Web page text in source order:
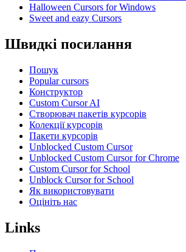
Halloween Cursors for Windows
Sweet and eazy Cursors
Швидкі посилання
Пошук
Popular cursors
Конструктор
Custom Cursor AI
Створювач пакетів курсорів
Колекції курсорів
Пакети курсорів
Unblocked Custom Cursor
Unblocked Custom Cursor for Chrome
Custom Cursor for School
Unblock Cursor for School
Як використовувати
Оцініть нас
Links